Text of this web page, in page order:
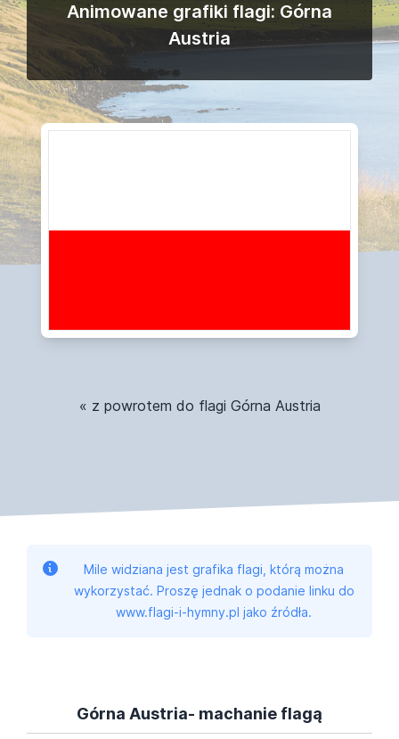
Animowane grafiki flagi: Górna
Austria
« z powrotem do flagi Górna Austria
Mile widziana jest grafika flagi, którą można
wykorzystać. Proszę jednak o podanie linku do
www.flagi-i-hymny.pl jako źródła.
Górna Austria- machanie flagą